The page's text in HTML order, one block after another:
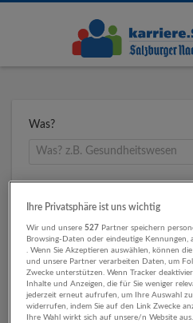
Was?
Umkreis
Ihre Privatsphäre ist uns wichtig
Wir und unsere527 Partner speichern
Browsing-Daten oder eindeutige
. Wenn Sie Akzeptieren auswählen, können
und unsere Partner verarbeiten Daten, um
Zwecke unterstützen. Wenn Tracker
Inhalte und Anzeigen, die für Sie weniger
jederzeit erneut aufrufen, um Ihre Auswahl
widerrufen, indem Sie auf den Link Zwecke
Ihre Wahl wirkt sich auf unsere/n Website